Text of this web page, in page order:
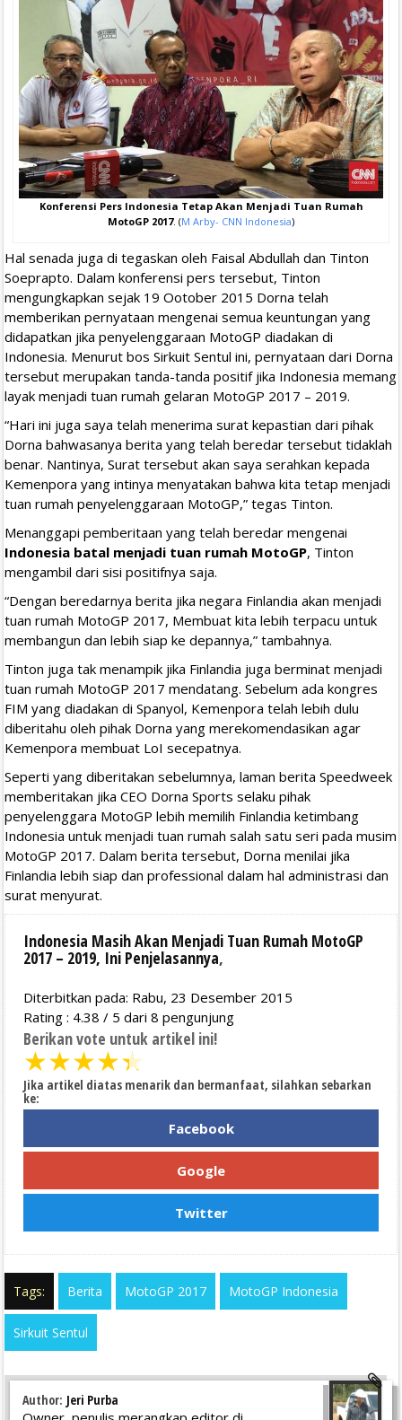
Konferensi Pers Indonesia Tetap Akan Menjadi Tuan Rumah
MotoGP 2017. (M Arby- CNN Indonesia)
Hal senada juga di tegaskan oleh Faisal Abdullah dan Tinton
Soeprapto. Dalam konferensi pers tersebut, Tinton
mengungkapkan sejak 19 Ootober 2015 Dorna telah
memberikan pernyataan mengenai semua keuntungan yang
didapatkan jika penyelenggaraan MotoGP diadakan di
Indonesia. Menurut bos Sirkuit Sentul ini, pernyataan dari Dorna
tersebut merupakan tanda-tanda positif jika Indonesia memang
layak menjadi tuan rumah gelaran MotoGP 2017 – 2019.
“Hari ini juga saya telah menerima surat kepastian dari pihak
Dorna bahwasanya berita yang telah beredar tersebut tidaklah
benar. Nantinya, Surat tersebut akan saya serahkan kepada
Kemenpora yang intinya menyatakan bahwa kita tetap menjadi
tuan rumah penyelenggaraan MotoGP,” tegas Tinton.
Menanggapi pemberitaan yang telah beredar mengenai
Indonesia batal menjadi tuan rumah MotoGP, Tinton
mengambil dari sisi positifnya saja.
“Dengan beredarnya berita jika negara Finlandia akan menjadi
tuan rumah MotoGP 2017, Membuat kita lebih terpacu untuk
membangun dan lebih siap ke depannya,” tambahnya.
Tinton juga tak menampik jika Finlandia juga berminat menjadi
tuan rumah MotoGP 2017 mendatang. Sebelum ada kongres
FIM yang diadakan di Spanyol, Kemenpora telah lebih dulu
diberitahu oleh pihak Dorna yang merekomendasikan agar
Kemenpora membuat LoI secepatnya.
Seperti yang diberitakan sebelumnya, laman berita Speedweek
memberitakan jika CEO Dorna Sports selaku pihak
penyelenggara MotoGP lebih memilih Finlandia ketimbang
Indonesia untuk menjadi tuan rumah salah satu seri pada musim
MotoGP 2017. Dalam berita tersebut, Dorna menilai jika
Finlandia lebih siap dan professional dalam hal administrasi dan
surat menyurat.
Indonesia Masih Akan Menjadi Tuan Rumah MotoGP
2017 – 2019, Ini Penjelasannya,
Diterbitkan pada: Rabu, 23 Desember 2015
Rating : 4.38 / 5 dari 8 pengunjung
Berikan vote untuk artikel ini!
★★★★★
Jika artikel diatas menarik dan bermanfaat, silahkan sebarkan
ke:
Facebook
Google
Twitter
Tags: Berita MotoGP 2017 MotoGP Indonesia
Sirkuit Sentul
Author: Jeri Purba